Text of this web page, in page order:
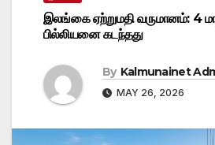
இலங்கை ஏற்றுமதி வருமானம்: 4
பில்லியனை கடந்தது
By Kalmunainet
MAY 26, 2026